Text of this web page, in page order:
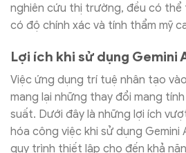
nghiên cứu thị trường, đều có thể
có độ chính xác và tính thẩm mỹ
Lợi ích khi sử dụng Gemini
Việc ứng dụng trí tuệ nhân tạo
mang lại những thay đổi mang
suất. Dưới đây là những lợi ích
hóa công việc khi sử dụng Gemini
quy trình thiết lập cho đến khả